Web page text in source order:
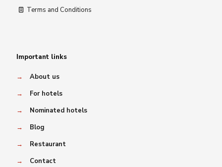
Terms and Conditions
Important links
→
About us
→
For hotels
→
Nominated hotels
→
Blog
→
Restaurant
→
Contact